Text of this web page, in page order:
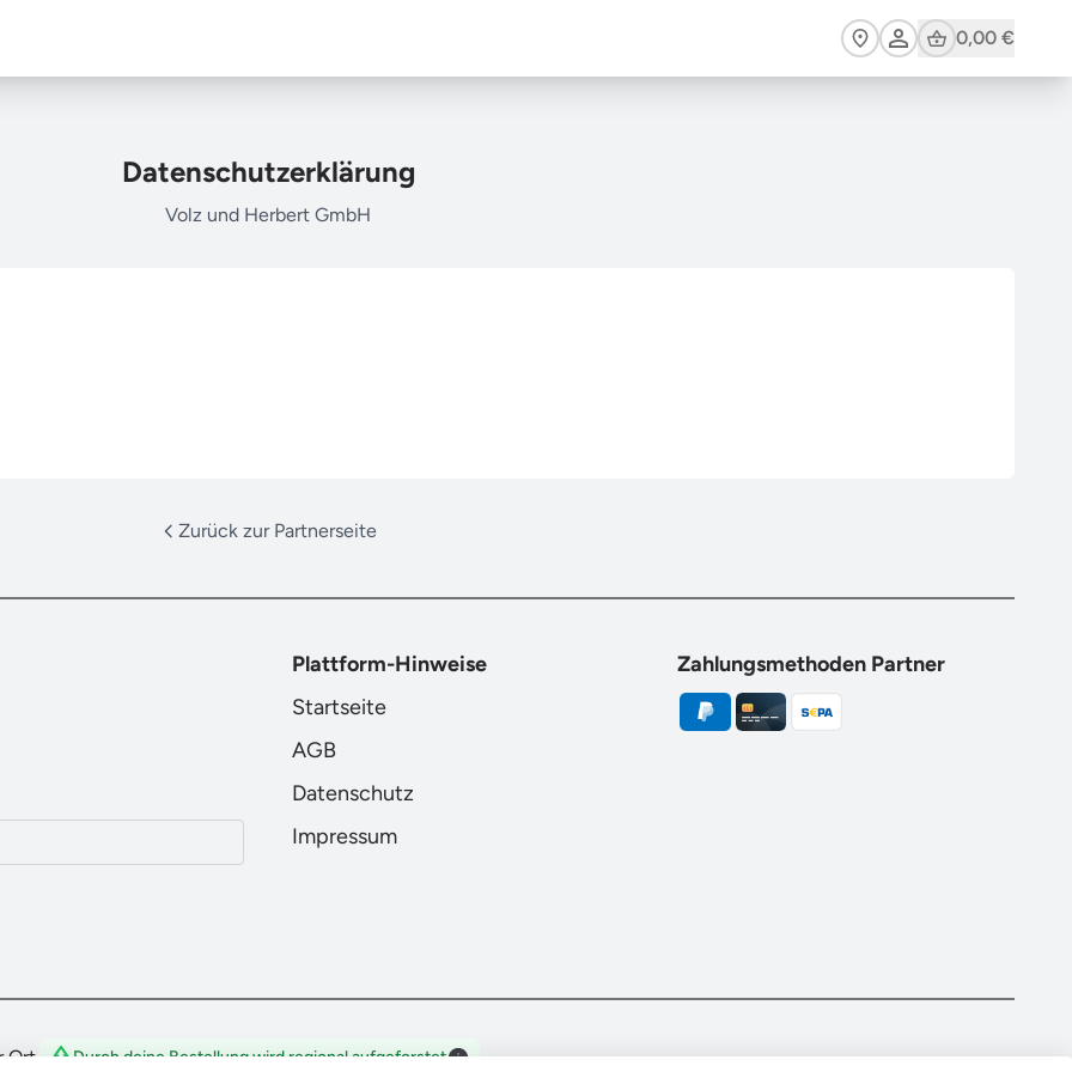
Cart0,00 €
Datenschutzerklärung
Volz und Herbert GmbH
Zurück zur Partnerseite
Plattform-Hinweise
Startseite
AGB
Datenschutz
Impressum
Zahlungsmethoden Partner
Ort. Durch deine Bestellung wird regional aufgeforstet